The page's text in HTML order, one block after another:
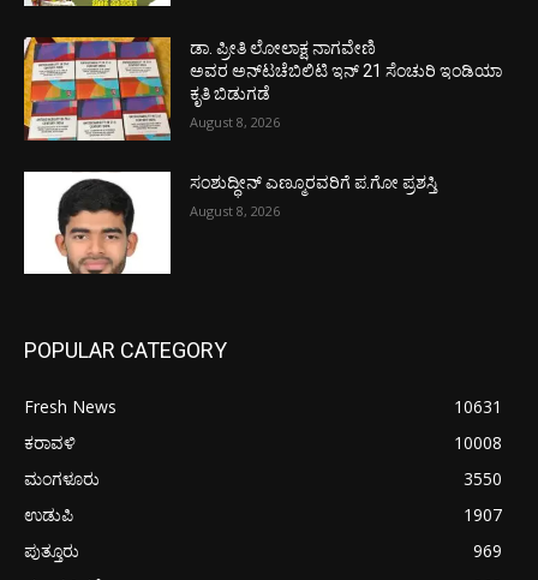
ಡಾ. ಪ್ರೀತಿ ಲೋಲಾಕ್ಷ ನಾಗವೇಣಿ
ಅವರ ಅನ್‌ಟಚೆಬಿಲಿಟಿ ಇನ್ 21 ಸೆಂಚುರಿ ಇಂಡಿಯಾ
ಕೃತಿ ಬಿಡುಗಡೆ
August 8, 2026
ಸಂಶುದ್ಧೀನ್ ಎಣ್ಮೂರವರಿಗೆ ಪ.ಗೋ ಪ್ರಶಸ್ತಿ
August 8, 2026
POPULAR CATEGORY
Fresh News
10631
ಕರಾವಳಿ
10008
ಮಂಗಳೂರು
3550
ಉಡುಪಿ
1907
ಪುತ್ತೂರು
969